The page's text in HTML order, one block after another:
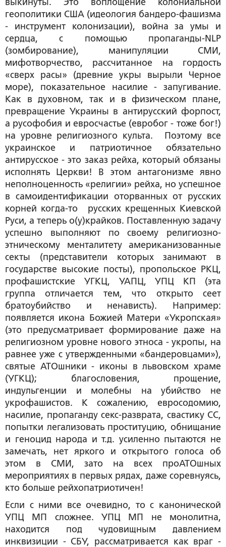
геополитики США (идеология бандеро-фашизма
- инструмент колонизации), война за умы и
сердца, с помощью пропаганды-NLP
(зомбирование), манипуляции СМИ,
мифотворчество, рассчитанное на гордость
«сверх расы» (древние укры вырыли Черное
море), показательное насилие - запугивание.
Как в духовном, так и в физическом плане,
превращение Украины в антирусский форпост,
а русофобия и евросчастье (евробог - тоже бог!)
на уровне религиозного культа. Поэтому все
украинское и патриотичное обязательно
антирусское - это заказ рейха, который обязаны
исполнять Церкви! В этом антагонизме явно
неполноценность «религии» рейха, но успешное
в самоидентификации оторванных от русских
корней когда-то русских крещенных Киевской
Руси, а теперь о(у)крайков. Поставленную задачу
успешно выполняют по своему религиозно-
этническому менталитету американизованные
секты (представители которых занимают в
государстве высокие посты), пропольское РКЦ,
профашистские УГКЦ, УАПЦ, УПЦ КП (эта
группа отличается тем, что открыто сеет
братоубийство и ненависть). Например:
появляется икона Божией Матери «Укропская»
(это предусматривает формирование даже на
религиозном уровне нового этноса - укропы, на
равнее уже с утвержденными «бандеровцами»),
святые АТОшники - иконы в львовском храме
(УГКЦ); благословения, прощение,
индульгенции и молебны на убийство не
укрофашистов. К сожалению, евросодомию,
насилие, пропаганду секс-разврата, свастику СС,
попытки легализовать проституцию, обнищание
и геноцид народа и т.д. усиленно пытаются не
замечать, нет яркого и открытого голоса об
этом в СМИ, зато на всех проАТОшных
мероприятиях в первых рядах, даже соревнуясь,
кто больше рейхопатриотичен!
Если с ними все очевидно, то с канонической
УПЦ МП сложнее. УПЦ МП не монолитна,
находится под чудовищным давлением
инквизиции - СБУ, рассматривается как враг -